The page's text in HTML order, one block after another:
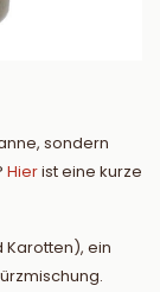
sondern
Hierist eine kurze
Karotten), ein